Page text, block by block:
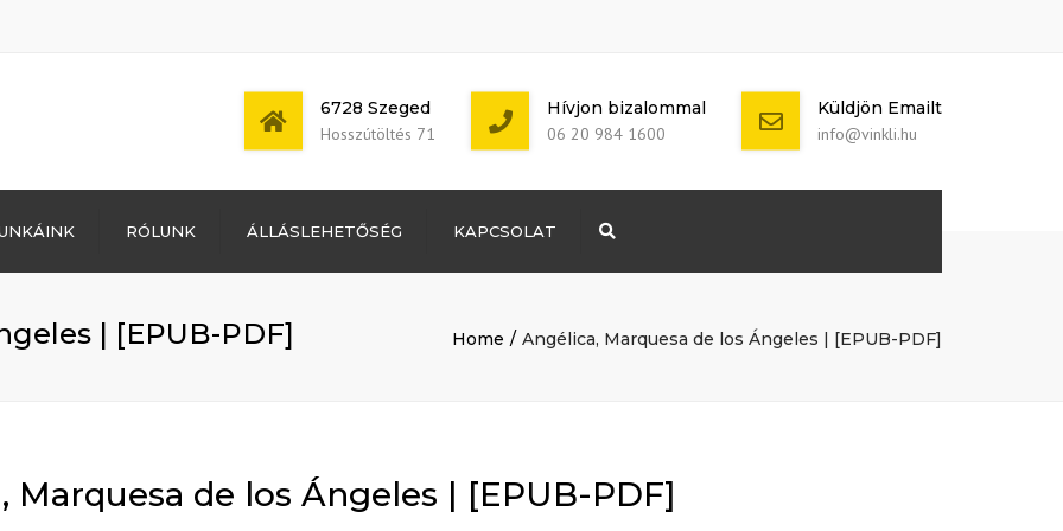
Bejegyzések
WordPress
Mon - Sat: 7:00 -
+ 386 40 111
6728 Szeged
Hosszútöltés 71
Hívjon bizalommal
06 20 984 1600
Küldjön Emailt
info@vinkli.hu
RÓLUNK ÁLLÁSLEHETŐSÉG KAPCSOLAT
| [EPUB-PDF] Home Angélica, Marquesa de los Ángeles | [EPUB-PDF]
Marquesa de los Ángeles | [EPUB-PDF]